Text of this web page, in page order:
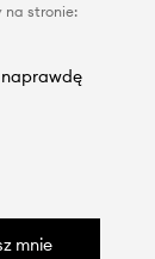
na stronie:
naprawdę
mnie